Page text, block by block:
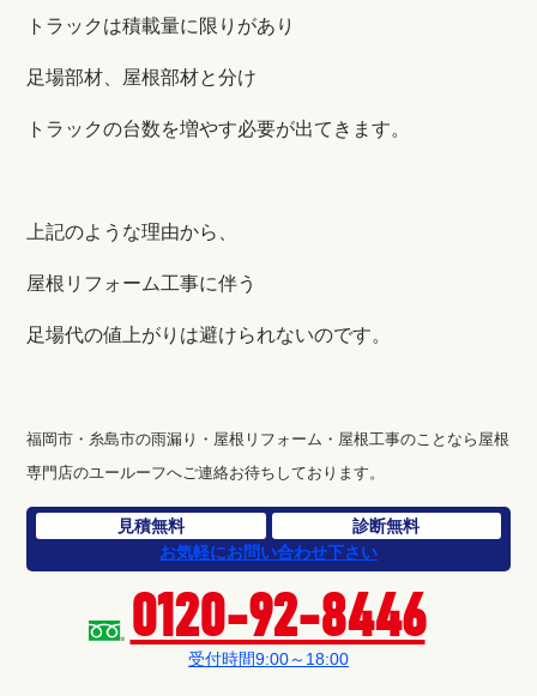
トラックは積載量に限りがあり
足場部材、屋根部材と分け
トラックの台数を増やす必要が出てきます。
上記のような理由から、
屋根リフォーム工事に伴う
足場代の値上がりは避けられないのです。
福岡市・糸島市の雨漏り・屋根リフォーム・屋根工事のことなら屋根
専門店のユールーフへご連絡お待ちしております。
見積無料
診断無料
お気軽にお問い合わせ下さい
0120-92-8446
受付時間9:00～18:00